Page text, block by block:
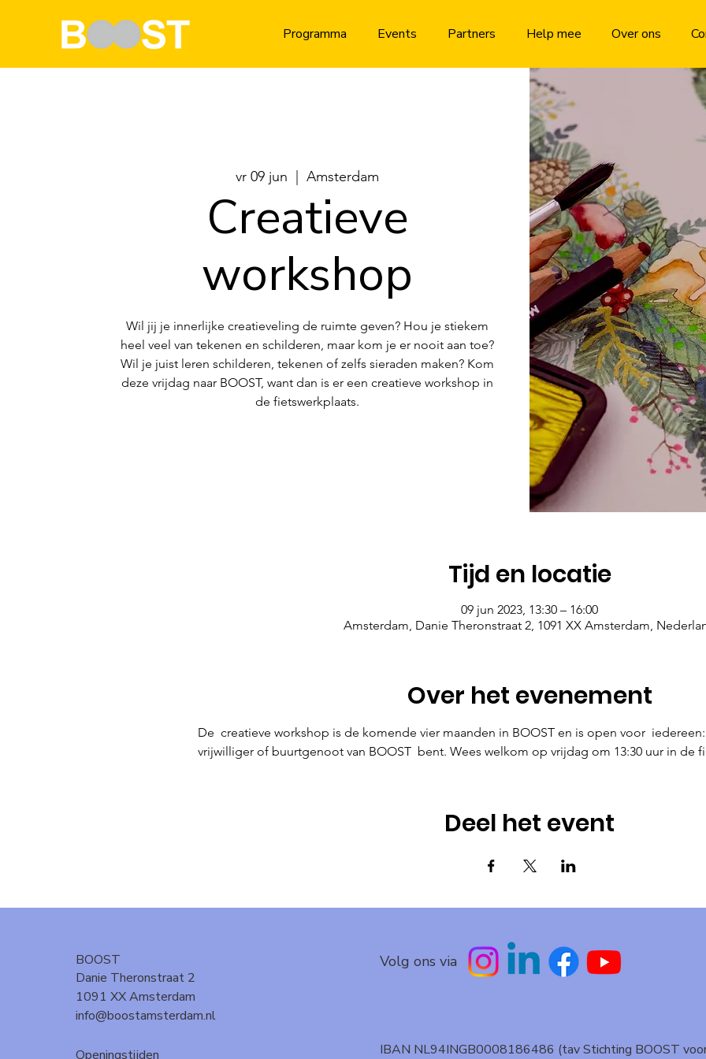
Programma Events Partners Help mee Over ons
vr 09 jun
  |
Amsterdam
Creatieve
workshop
Wil jij je innerlijke creatieveling de ruimte geven? Hou je stiekem
heel veel van tekenen en schilderen, maar kom je er nooit aan toe?
Wil je juist leren schilderen, tekenen of zelfs sieraden maken? Kom
deze vrijdag naar BOOST, want dan is er een creatieve workshop in
de fietswerkplaats.
Tijd en locatie
09 jun 2023, 13:30 – 16:00
Amsterdam, Danie Theronstraat 2, 1091 XX Amsterdam,
Over het evenement
De  creatieve workshop is de komende vier maanden in BOOST en is open voor
vrijwilliger of buurtgenoot van BOOST  bent. Wees welkom op vrijdag om 13:30 uur in de
Deel het event
BOOST
Danie Theronstraat 2
1091 XX Amsterdam
info@boostamsterdam.nl
Openingstijden
Volg ons via
IBAN NL94INGB0008186486 (tav Stichting BOOST